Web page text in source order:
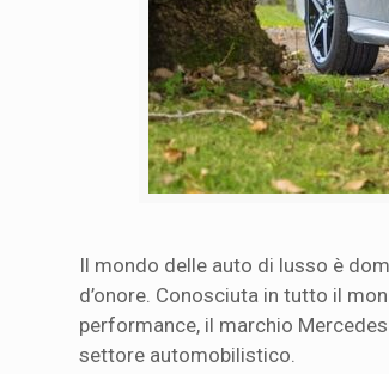
Il mondo delle auto di lusso è
d’onore. Conosciuta in tutto il
performance, il marchio
settore automobilistico.